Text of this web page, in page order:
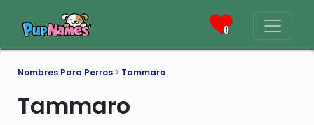
0
Nombres Para Perros > Tammaro
Tammaro